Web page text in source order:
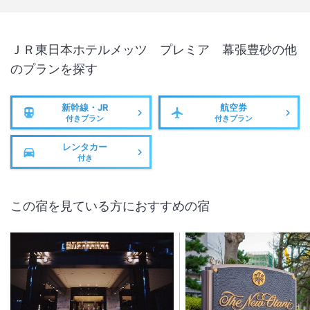
ＪＲ東日本ホテルメッツ プレミア 幕張豊砂の他
のプランを探す
新幹線・JR
付きプラン
航空券
付きプラン
レンタカー
付き
この宿を見ている方におすすめの宿